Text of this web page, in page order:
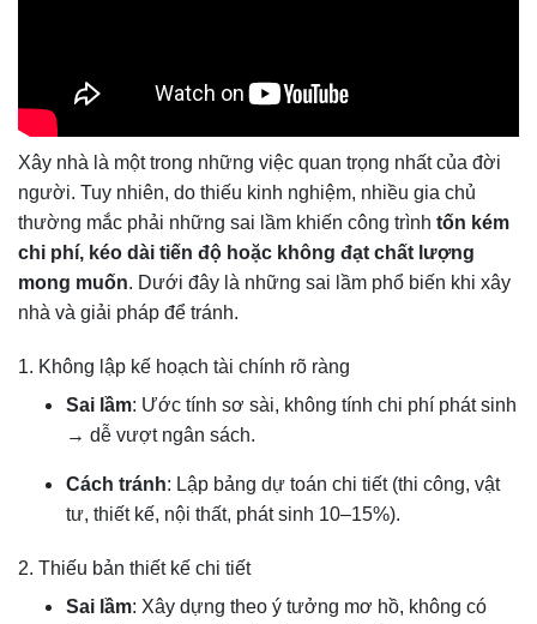
Xây nhà là một trong những việc quan trọng nhất của đời
người. Tuy nhiên, do thiếu kinh nghiệm, nhiều gia chủ
thường mắc phải những sai lầm khiến công trình tốn kém
chi phí, kéo dài tiến độ hoặc không đạt chất lượng
mong muốn. Dưới đây là những sai lầm phổ biến khi xây
nhà và giải pháp để tránh.
1. Không lập kế hoạch tài chính rõ ràng
Sai lầm: Ước tính sơ sài, không tính chi phí phát sinh
→ dễ vượt ngân sách.
Cách tránh: Lập bảng dự toán chi tiết (thi công, vật
tư, thiết kế, nội thất, phát sinh 10–15%).
2. Thiếu bản thiết kế chi tiết
Sai lầm: Xây dựng theo ý tưởng mơ hồ, không có